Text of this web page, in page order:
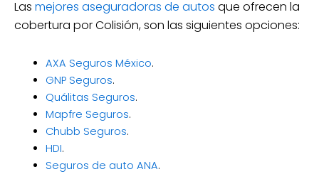
Las mejores aseguradoras de autos que ofrecen la
cobertura por Colisión, son las siguientes opciones:
AXA Seguros México.
GNP Seguros.
Quálitas Seguros.
Mapfre Seguros.
Chubb Seguros.
HDI.
Seguros de auto ANA.